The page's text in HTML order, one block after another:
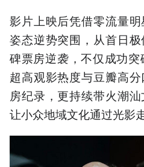
影片上映后凭借零流量
姿态逆势突围，从首日
碑票房逆袭，不仅成功
超高观影热度与豆瓣高
房纪录，更持续带火潮
让小众地域文化通过光影